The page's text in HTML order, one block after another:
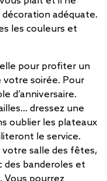
adéquate.
les couleurs et
pour profiter un
votre soirée. Pour
d’anniversaire.
dressez une
oublier les plateaux
le service.
votre salle des fêtes,
des banderoles et